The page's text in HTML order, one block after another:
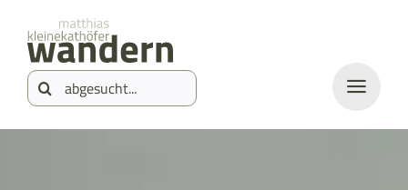
springen
Inhalt
springen
Suche
nach: